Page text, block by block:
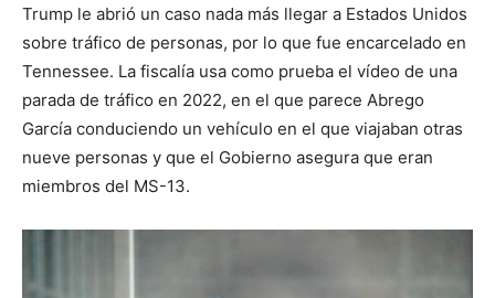
Trump le abrió un caso nada más llegar a Estados Unidos
sobre tráfico de personas, por lo que fue encarcelado en
Tennessee. La fiscalía usa como prueba el vídeo de una
parada de tráfico en 2022, en el que parece Abrego
García conduciendo un vehículo en el que viajaban otras
nueve personas y que el Gobierno asegura que eran
miembros del MS-13.